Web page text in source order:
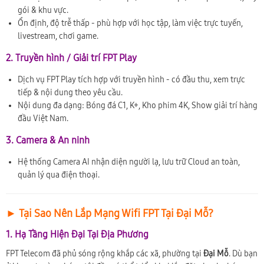
gói & khu vực.
Ổn định, độ trễ thấp - phù hợp với học tập, làm việc trực tuyến,
livestream, chơi game.
2. Truyền hình / Giải trí FPT Play
Dịch vụ FPT Play tích hợp với truyền hình - có đầu thu, xem trực
tiếp & nội dung theo yêu cầu.
Nội dung đa dạng: Bóng đá C1, K+, Kho phim 4K, Show giải trí hàng
đầu Việt Nam.
3. Camera & An ninh
Hệ thống Camera AI nhận diện người lạ, lưu trữ Cloud an toàn,
quản lý qua điện thoại.
► Tại Sao Nên Lắp Mạng Wifi FPT Tại Đại Mỗ?
1. Hạ Tầng Hiện Đại Tại Địa Phương
FPT Telecom đã phủ sóng rộng khắp các xã, phường tại Đại Mỗ. Dù bạn